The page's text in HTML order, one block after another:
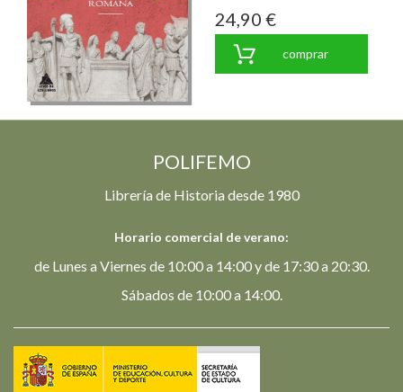
24,90 €
comprar
POLIFEMO
Librería de Historia desde 1980
Horario comercial de verano:
de Lunes a Viernes de 10:00 a 14:00 y de 17:30 a 20:30.
Sábados de 10:00 a 14:00.